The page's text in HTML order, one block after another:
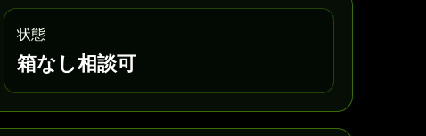
状態
箱なし相談可